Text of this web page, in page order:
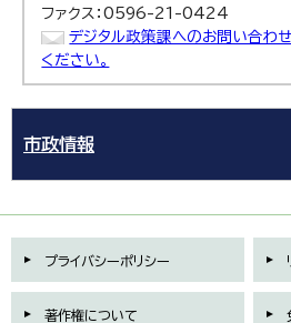
ファクス：0596-21-0424
デジタル政策課へのお問い合わ
ください。
市政情報
プライバシーポリシー
著作権について